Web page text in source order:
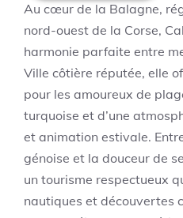
Au cœur de la Balagne,
nord-ouest de la Corse,
harmonie parfaite entre
Ville côtière réputée, elle
pour les amoureux de
turquoise et d’une
et animation estivale.
génoise et la douceur de
un tourisme respectueux
nautiques et découvertes